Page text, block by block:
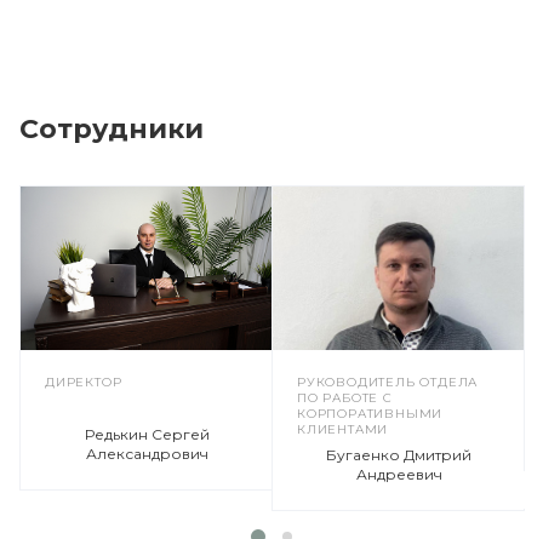
Сотрудники
ДИРЕКТОР
Редькин Сергей
Александрович
РУКОВОДИТЕЛЬ ОТДЕЛА
ПО РАБОТЕ С
КОРПОРАТИВНЫМИ
КЛИЕНТАМИ
Бугаенко Дмитрий
Андреевич